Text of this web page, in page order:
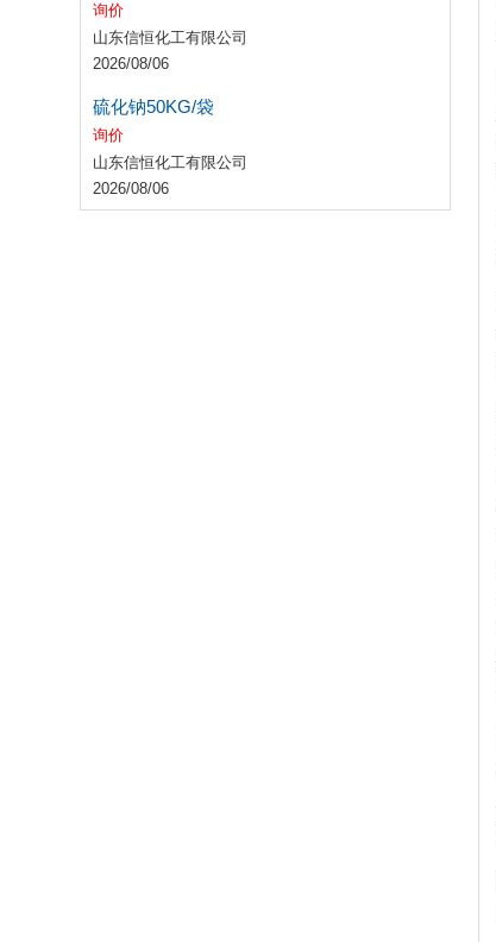
询价
山东信恒化工有限公司
2026/08/06
硫化钠50KG/袋
询价
山东信恒化工有限公司
2026/08/06